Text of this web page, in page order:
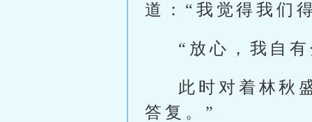
道：“我觉得我们
“放心，我自
此时对着林秋
答复。”